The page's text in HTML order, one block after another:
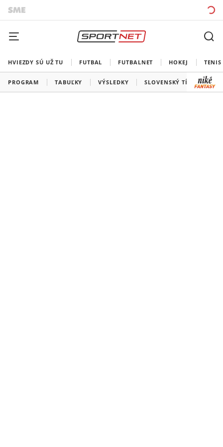
HVIEZDY SÚ UŽ TU FUTBAL FUTBALNET HOKEJ TENIS
PROGRAM TABUĽKY VÝSLEDKY SLOVENSKÝ TÍM